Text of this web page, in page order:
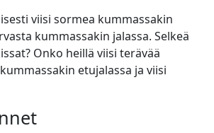
viisi sormea kummassakin
kummassakin jalassa. Selkeä
Onko heillä viisi terävää
etujalassa ja viisi